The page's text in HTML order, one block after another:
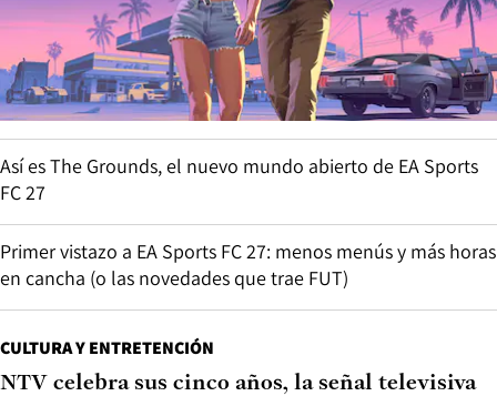
Así es The Grounds, el nuevo mundo abierto de EA Sports
FC 27
Primer vistazo a EA Sports FC 27: menos menús y más horas
en cancha (o las novedades que trae FUT)
CULTURA Y ENTRETENCIÓN
NTV celebra sus cinco años, la señal televisiva